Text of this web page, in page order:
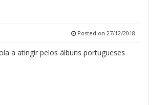
Posted on 27/12/2018
a atingir pelos álbuns portugueses